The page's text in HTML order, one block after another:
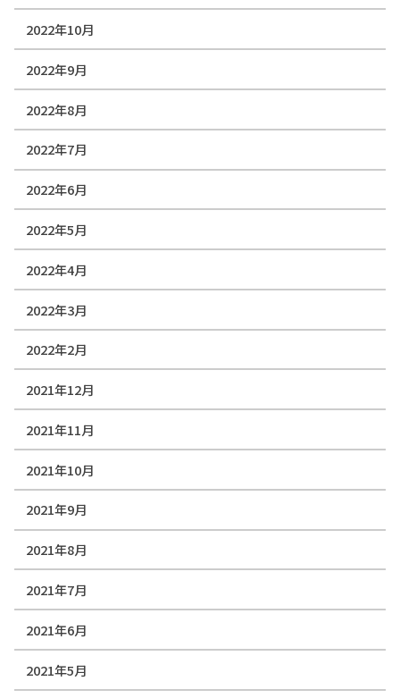
2022年10月
2022年9月
2022年8月
2022年7月
2022年6月
2022年5月
2022年4月
2022年3月
2022年2月
2021年12月
2021年11月
2021年10月
2021年9月
2021年8月
2021年7月
2021年6月
2021年5月